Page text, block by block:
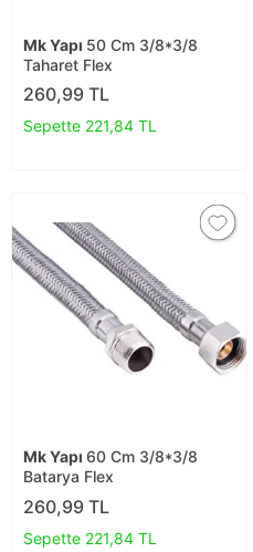
Mk Yapı 50 Cm 3/8*3/8
Taharet Flex
260,99 TL
Sepette 221,84 TL
Mk Yapı 60 Cm 3/8*3/8
Batarya Flex
260,99 TL
Sepette 221,84 TL